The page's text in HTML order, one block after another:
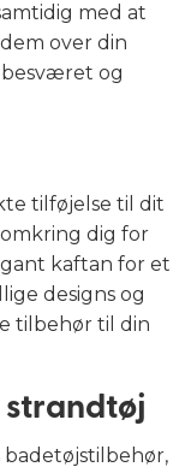
med at
over din
og
tilføjelse til dit
dig for
kaftan for et
designs og
tilbehør til din